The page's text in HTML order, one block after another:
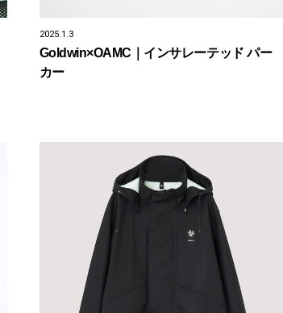
2025.1.3
Goldwin×OAMC｜インサレーテッド パー
カー